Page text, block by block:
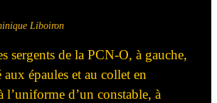
Liboiron
sergents de la PCN-O, à gauche,
aux épaules et au collet en
l’uniforme d’un constable, à